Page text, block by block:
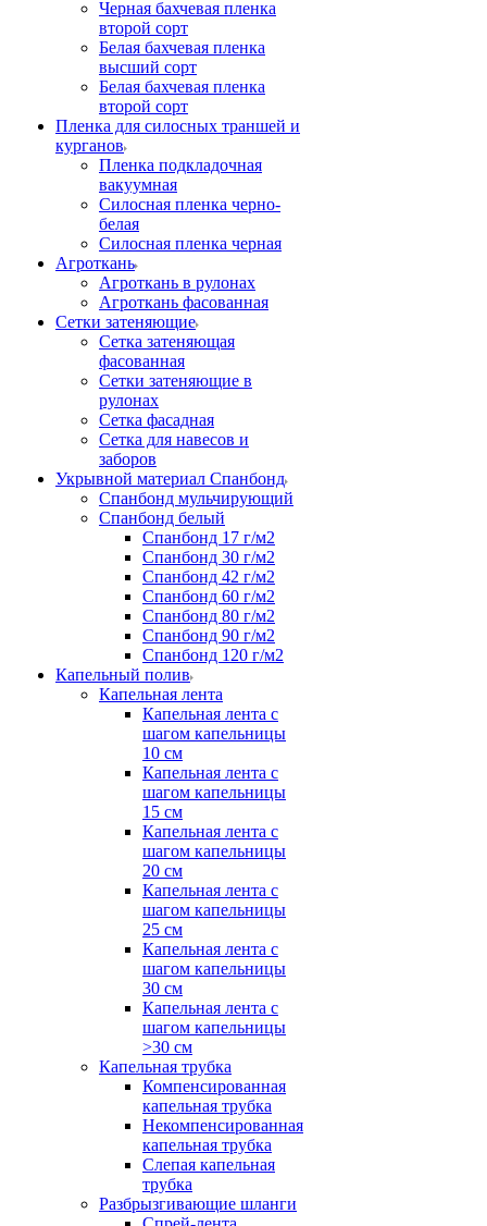
Черная бахчевая пленка
второй сорт
Белая бахчевая пленка
высший сорт
Белая бахчевая пленка
второй сорт
Пленка для силосных траншей и
курганов
Пленка подкладочная
вакуумная
Силосная пленка черно-
белая
Силосная пленка черная
Агроткань
Агроткань в рулонах
Агроткань фасованная
Сетки затеняющие
Сетка затеняющая
фасованная
Сетки затеняющие в
рулонах
Сетка фасадная
Сетка для навесов и
заборов
Укрывной материал Спанбонд
Спанбонд мульчирующий
Спанбонд белый
Спанбонд 17 г/м2
Спанбонд 30 г/м2
Спанбонд 42 г/м2
Спанбонд 60 г/м2
Спанбонд 80 г/м2
Спанбонд 90 г/м2
Спанбонд 120 г/м2
Капельный полив
Капельная лента
Капельная лента с
шагом капельницы
10 см
Капельная лента с
шагом капельницы
15 см
Капельная лента с
шагом капельницы
20 см
Капельная лента с
шагом капельницы
25 см
Капельная лента с
шагом капельницы
30 см
Капельная лента с
шагом капельницы
>30 см
Капельная трубка
Компенсированная
капельная трубка
Некомпенсированная
капельная трубка
Слепая капельная
трубка
Разбрызгивающие шланги